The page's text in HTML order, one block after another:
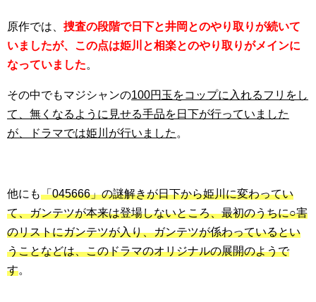
原作では、 捜査の段階で日下と井岡とのやり取りが続いて
いましたが、この点は姫川と相楽とのやり取りがメインに
なっていました。
その中でもマジシャンの100円玉をコップに入れるフリをし
て、無くなるように見せる手品を日下が行っていました
が、ドラマでは姫川が行いました 。
他にも「045666」の謎解きが日下から姫川に変わってい
て、ガンテツが本来は登場しないところ、最初のうちに○害
のリストにガンテツが入り、ガンテツが係わっているとい
うことなどは、このドラマのオリジナルの展開のようで
す。